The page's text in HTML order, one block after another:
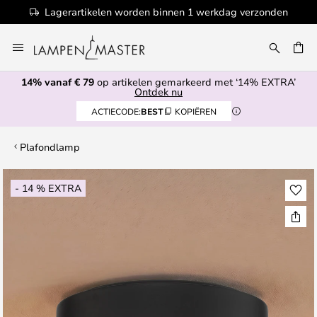
Lagerartikelen worden binnen 1 werkdag verzonden
naar
de
inhoud
14% vanaf € 79 op artikelen gemarkeerd met ‘14% EXTRA’
Ontdek nu
ACTIECODE:BEST KOPIËREN
Plafondlamp
- 14 % EXTRA
Ga
naar
afbeeldingen-